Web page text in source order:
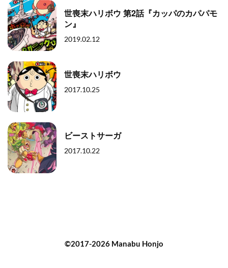
世喪末ハリボウ 第2話『カッパのカパパモ
ン』
2019.02.12
世喪末ハリボウ
2017.10.25
ビーストサーガ
2017.10.22
©2017-2026 Manabu Honjo